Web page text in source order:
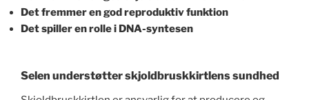
Det fremmer en god reproduktiv funktion
Det spiller en rolle i DNA-syntesen
Selen understøtter skjoldbruskkirtlens sundhed